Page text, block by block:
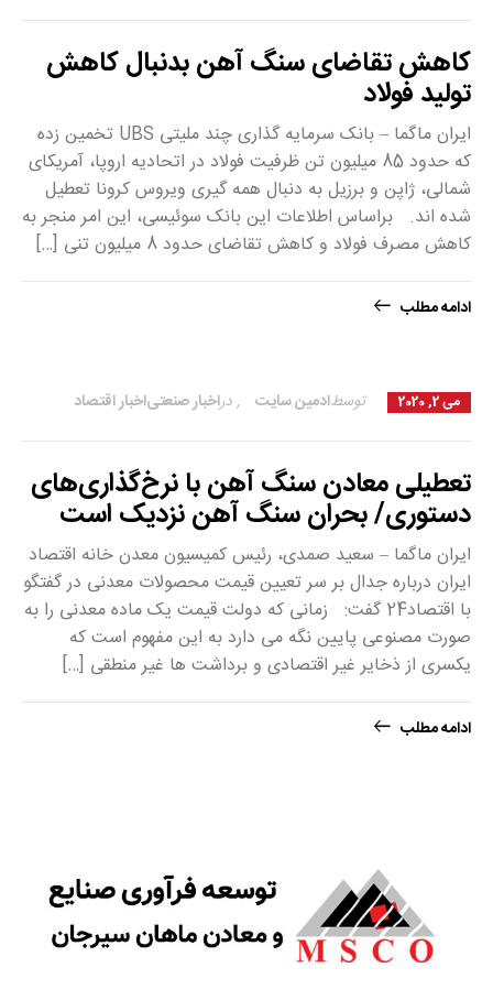
کاهش تقاضای سنگ آهن بدنبال کاهش
تولید فولاد
ایران ماگما – بانک سرمایه گذاری چند ملیتی UBS تخمین زده
که حدود 85 میلیون تن ظرفیت فولاد در اتحادیه اروپا، آمریکای
شمالی، ژاپن و برزیل به دنبال همه گیری ویروس کرونا تعطیل
شده اند. براساس اطلاعات این بانک سوئیسی، این امر منجر به
کاهش مصرف فولاد و کاهش تقاضای حدود 8 میلیون تنی […]
ادامه مطلب
می 2, 2020 ادمین سایتتوسط اخبار اقتصاد , اخبار صنعتیدر
تعطیلی معادن سنگ آهن با نرخ‌گذاری‌های
دستوری/ بحران سنگ آهن نزدیک است
ایران ماگما – سعید صمدی، رئیس کمیسیون معدن خانه اقتصاد
ایران درباره جدال بر سر تعیین قیمت محصولات معدنی در گفتگو
با اقتصاد24 گفت: زمانی که دولت قیمت یک ماده معدنی را به
صورت مصنوعی پایین نگه می دارد به این مفهوم است که
یکسری از ذخایر غیر اقتصادی و برداشت ها غیر منطقی […]
ادامه مطلب